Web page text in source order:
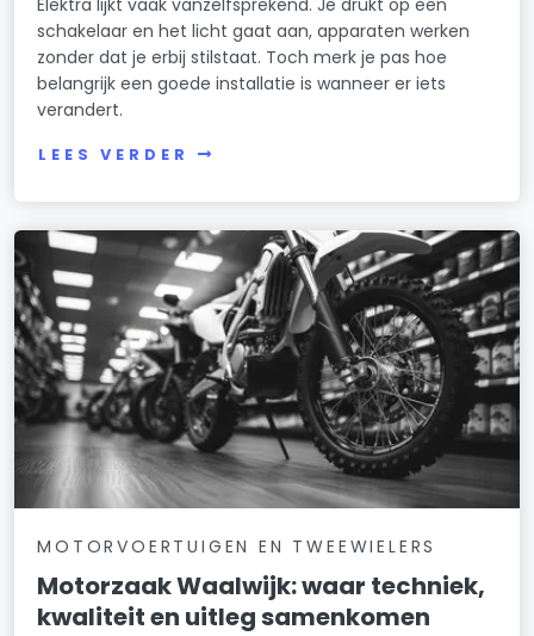
schakelaar en het licht gaat aan, apparaten werken
zonder dat je erbij stilstaat. Toch merk je pas hoe
belangrijk een goede installatie is wanneer er iets
verandert.
LEES VERDER
MOTORVOERTUIGEN EN TWEEWIELERS
Motorzaak Waalwijk: waar techniek,
kwaliteit en uitleg samenkomen